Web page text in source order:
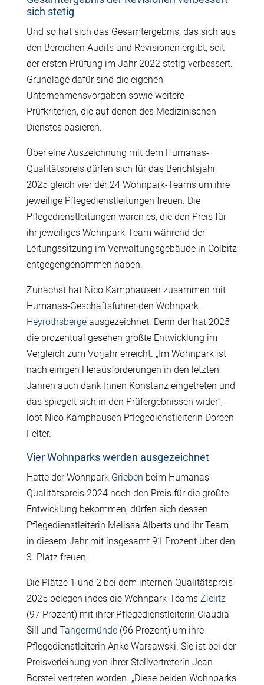
sich stetig
Und so hat sich das Gesamtergebnis, das sich aus
den Bereichen Audits und Revisionen ergibt, seit
der ersten Prüfung im Jahr 2022 stetig verbessert.
Grundlage dafür sind die eigenen
Unternehmensvorgaben sowie weitere
Prüfkriterien, die auf denen des Medizinischen
Dienstes basieren.
Über eine Auszeichnung mit dem Humanas-
Qualitätspreis dürfen sich für das Berichtsjahr
2025 gleich vier der 24 Wohnpark-Teams um ihre
jeweilige Pflegedienstleitungen freuen. Die
Pflegedienstleitungen waren es, die den Preis für
ihr jeweiliges Wohnpark-Team während der
Leitungssitzung im Verwaltungsgebäude in Colbitz
entgegengenommen haben.
Zunächst hat Nico Kamphausen zusammen mit
Humanas-Geschäftsführer den Wohnpark
Heyrothsbergeausgezeichnet. Denn der hat 2025
die prozentual gesehen größte Entwicklung im
Vergleich zum Vorjahr erreicht. „Im Wohnpark ist
nach einigen Herausforderungen in den letzten
Jahren auch dank Ihnen Konstanz eingetreten und
das spiegelt sich in den Prüfergebnissen wider“,
lobt Nico Kamphausen Pflegedienstleiterin Doreen
Felter.
Vier Wohnparks werden ausgezeichnet
Hatte der Wohnpark Grieben beim Humanas-
Qualitätspreis 2024 noch den Preis für die größte
Entwicklung bekommen, dürfen sich dessen
Pflegedienstleiterin Melissa Alberts und ihr Team
in diesem Jahr mit insgesamt 91 Prozent über den
3. Platz freuen.
Die Plätze 1 und 2 bei dem internen Qualitätspreis
2025 belegen indes die Wohnpark-Teams Zielitz
(97 Prozent) mit ihrer Pflegedienstleiterin Claudia
Sill und Tangermünde(96 Prozent) um ihre
Pflegedienstleiterin Anke Warsawski. Sie ist bei der
Preisverleihung von ihrer Stellvertreterin Jean
Borstel vertreten worden. „Diese beiden Wohnparks